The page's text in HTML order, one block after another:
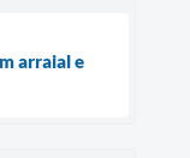
arraial e